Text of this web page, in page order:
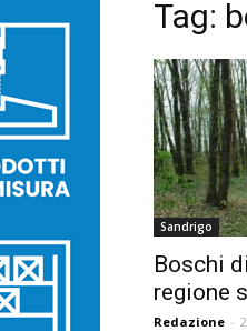
Tag:
Sandrigo
Boschi
regione
Redazione -